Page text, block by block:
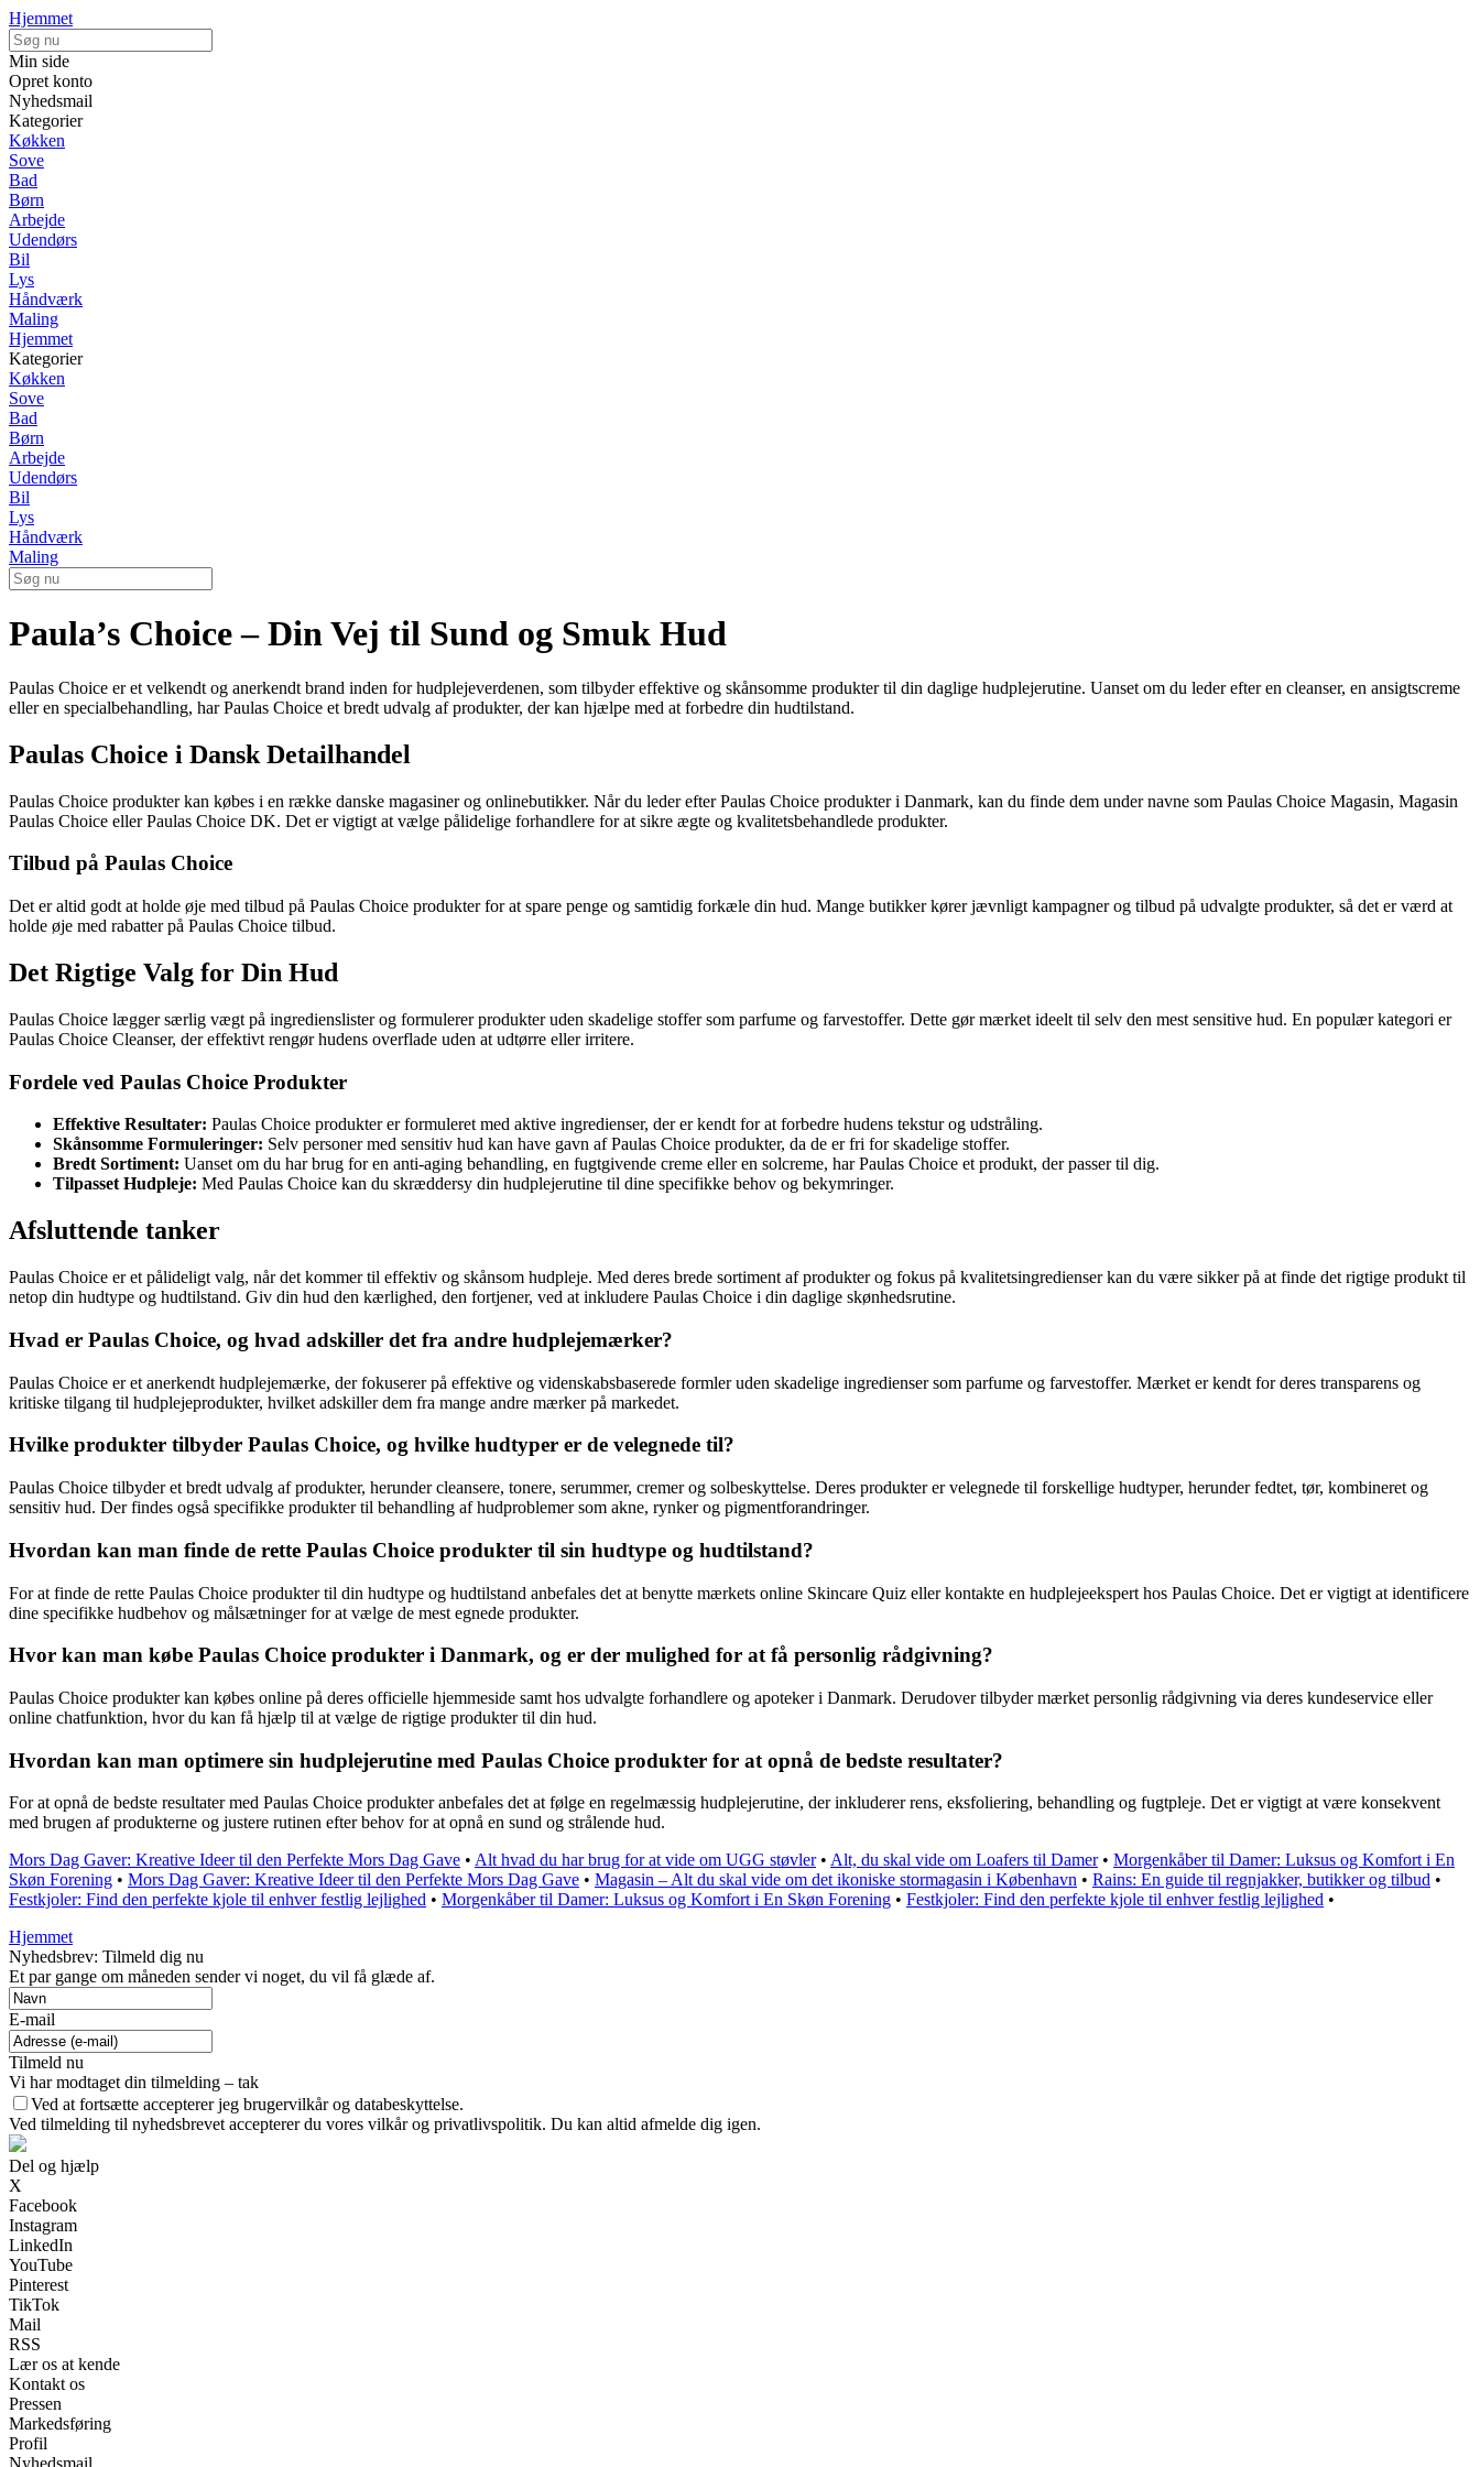
Hjemmet
Min side
Opret konto
Nyhedsmail
Kategorier
Køkken
Sove
Bad
Børn
Arbejde
Udendørs
Bil
Lys
Håndværk
Maling
Hjemmet
Kategorier
Køkken
Sove
Bad
Børn
Arbejde
Udendørs
Bil
Lys
Håndværk
Maling
Paula’s Choice – Din Vej til Sund og Smuk Hud
Paulas Choice er et velkendt og anerkendt brand inden for hudplejeverdenen, som tilbyder effektive og skånsomme produkter til din daglige hudplejerutine. Uanset om du leder efter en cleanser, en ansigtscreme
eller en specialbehandling, har Paulas Choice et bredt udvalg af produkter, der kan hjælpe med at forbedre din hudtilstand.
Paulas Choice i Dansk Detailhandel
Paulas Choice produkter kan købes i en række danske magasiner og onlinebutikker. Når du leder efter Paulas Choice produkter i Danmark, kan du finde dem under navne som Paulas Choice Magasin, Magasin
Paulas Choice eller Paulas Choice DK. Det er vigtigt at vælge pålidelige forhandlere for at sikre ægte og kvalitetsbehandlede produkter.
Tilbud på Paulas Choice
Det er altid godt at holde øje med tilbud på Paulas Choice produkter for at spare penge og samtidig forkæle din hud. Mange butikker kører jævnligt kampagner og tilbud på udvalgte produkter, så det er værd at
holde øje med rabatter på Paulas Choice tilbud.
Det Rigtige Valg for Din Hud
Paulas Choice lægger særlig vægt på ingredienslister og formulerer produkter uden skadelige stoffer som parfume og farvestoffer. Dette gør mærket ideelt til selv den mest sensitive hud. En populær kategori er
Paulas Choice Cleanser, der effektivt rengør hudens overflade uden at udtørre eller irritere.
Fordele ved Paulas Choice Produkter
Effektive Resultater: Paulas Choice produkter er formuleret med aktive ingredienser, der er kendt for at forbedre hudens tekstur og udstråling.
Skånsomme Formuleringer: Selv personer med sensitiv hud kan have gavn af Paulas Choice produkter, da de er fri for skadelige stoffer.
Bredt Sortiment: Uanset om du har brug for en anti-aging behandling, en fugtgivende creme eller en solcreme, har Paulas Choice et produkt, der passer til dig.
Tilpasset Hudpleje: Med Paulas Choice kan du skræddersy din hudplejerutine til dine specifikke behov og bekymringer.
Afsluttende tanker
Paulas Choice er et pålideligt valg, når det kommer til effektiv og skånsom hudpleje. Med deres brede sortiment af produkter og fokus på kvalitetsingredienser kan du være sikker på at finde det rigtige produkt til
netop din hudtype og hudtilstand. Giv din hud den kærlighed, den fortjener, ved at inkludere Paulas Choice i din daglige skønhedsrutine.
Hvad er Paulas Choice, og hvad adskiller det fra andre hudplejemærker?
Paulas Choice er et anerkendt hudplejemærke, der fokuserer på effektive og videnskabsbaserede formler uden skadelige ingredienser som parfume og farvestoffer. Mærket er kendt for deres transparens og
kritiske tilgang til hudplejeprodukter, hvilket adskiller dem fra mange andre mærker på markedet.
Hvilke produkter tilbyder Paulas Choice, og hvilke hudtyper er de velegnede til?
Paulas Choice tilbyder et bredt udvalg af produkter, herunder cleansere, tonere, serummer, cremer og solbeskyttelse. Deres produkter er velegnede til forskellige hudtyper, herunder fedtet, tør, kombineret og
sensitiv hud. Der findes også specifikke produkter til behandling af hudproblemer som akne, rynker og pigmentforandringer.
Hvordan kan man finde de rette Paulas Choice produkter til sin hudtype og hudtilstand?
For at finde de rette Paulas Choice produkter til din hudtype og hudtilstand anbefales det at benytte mærkets online Skincare Quiz eller kontakte en hudplejeekspert hos Paulas Choice. Det er vigtigt at identificere
dine specifikke hudbehov og målsætninger for at vælge de mest egnede produkter.
Hvor kan man købe Paulas Choice produkter i Danmark, og er der mulighed for at få personlig rådgivning?
Paulas Choice produkter kan købes online på deres officielle hjemmeside samt hos udvalgte forhandlere og apoteker i Danmark. Derudover tilbyder mærket personlig rådgivning via deres kundeservice eller
online chatfunktion, hvor du kan få hjælp til at vælge de rigtige produkter til din hud.
Hvordan kan man optimere sin hudplejerutine med Paulas Choice produkter for at opnå de bedste resultater?
For at opnå de bedste resultater med Paulas Choice produkter anbefales det at følge en regelmæssig hudplejerutine, der inkluderer rens, eksfoliering, behandling og fugtpleje. Det er vigtigt at være konsekvent
med brugen af produkterne og justere rutinen efter behov for at opnå en sund og strålende hud.
Mors Dag Gaver: Kreative Ideer til den Perfekte Mors Dag Gave • Alt hvad du har brug for at vide om UGG støvler• Alt, du skal vide om Loafers til Damer• Morgenkåber til Damer: Luksus og Komfort i En
Skøn Forening • Mors Dag Gaver: Kreative Ideer til den Perfekte Mors Dag Gave • Magasin – Alt du skal vide om det ikoniske stormagasin i København • Rains: En guide til regnjakker, butikker og tilbud •
Festkjoler: Find den perfekte kjole til enhver festlig lejlighed • Morgenkåber til Damer: Luksus og Komfort i En Skøn Forening • Festkjoler: Find den perfekte kjole til enhver festlig lejlighed •
Hjemmet
Nyhedsbrev: Tilmeld dig nu
Et par gange om måneden sender vi noget, du vil få glæde af.
E-mail
Tilmeld nu
Vi har modtaget din tilmelding – tak
Ved at fortsætte accepterer jeg brugervilkår og databeskyttelse.
Ved tilmelding til nyhedsbrevet accepterer du vores vilkår og privatlivspolitik. Du kan altid afmelde dig igen.
Del og hjælp
X
Facebook
Instagram
LinkedIn
YouTube
Pinterest
TikTok
Mail
RSS
Lær os at kende
Kontakt os
Pressen
Markedsføring
Profil